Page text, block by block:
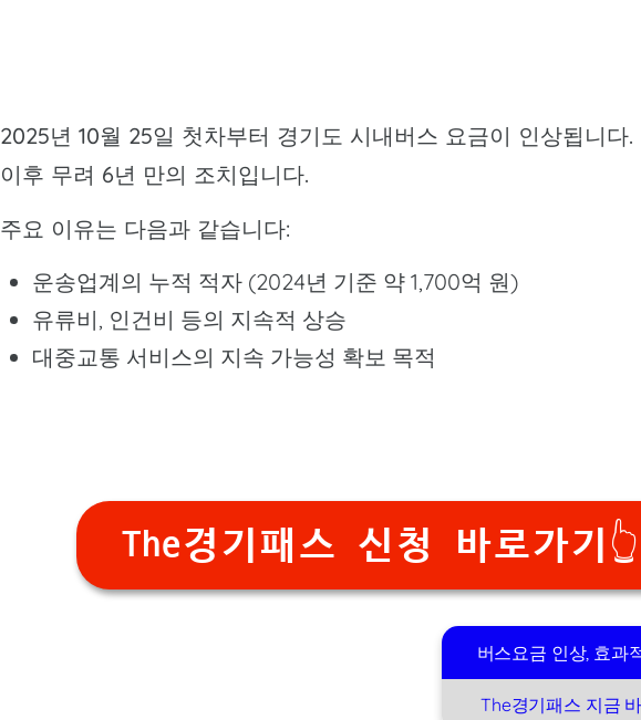
2025년 10월 25일 첫차부터 경기도 시내버스 요금이 인상됩니다.
이후 무려 6년 만의 조치입니다.
주요 이유는 다음과 같습니다:
운송업계의 누적 적자 (2024년 기준 약 1,700억 원)
유류비, 인건비 등의 지속적 상승
대중교통 서비스의 지속 가능성 확보 목적
The경기패스 신청 바로가기👆
버스요금 인상, 효과
The경기패스 지금